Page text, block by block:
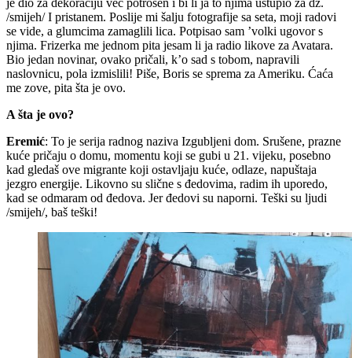
/smijeh/ I pristanem. Poslije mi šalju fotografije sa seta, moji radovi
se vide, a glumcima zamaglili lica. Potpisao sam ’volki ugovor s
njima. Frizerka me jednom pita jesam li ja radio likove za Avatara.
Bio jedan novinar, ovako pričali, k’o sad s tobom, napravili
naslovnicu, pola izmislili! Piše, Boris se sprema za Ameriku. Ćaća
me zove, pita šta je ovo.
A šta je ovo?
Eremić: To je serija radnog naziva Izgubljeni dom. Srušene, prazne
kuće pričaju o domu, momentu koji se gubi u 21. vijeku, posebno
kad gledaš ove migrante koji ostavljaju kuće, odlaze, napuštaja
jezgro energije. Likovno su slične s đedovima, radim ih uporedo,
kad se odmaram od đedova. Jer đedovi su naporni. Teški su ljudi
/smijeh/, baš teški!